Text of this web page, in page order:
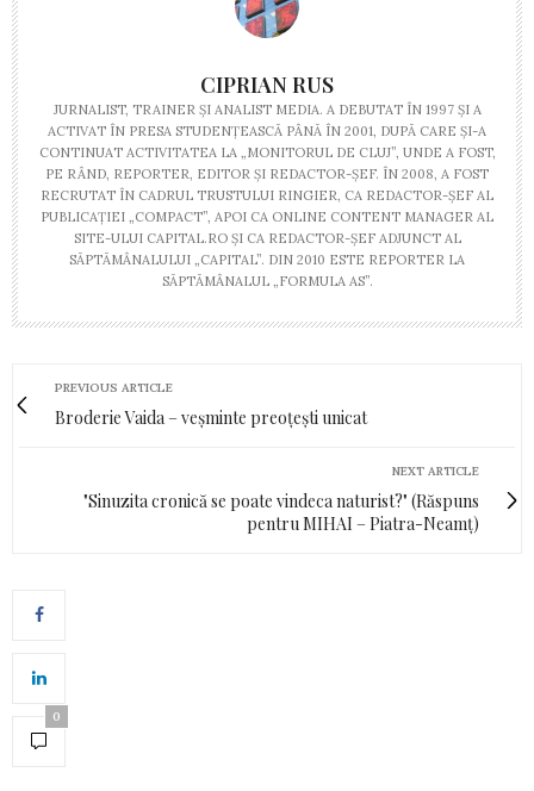
CIPRIAN RUS
JURNALIST, TRAINER ŞI ANALIST MEDIA. A DEBUTAT ÎN 1997 ŞI A
ACTIVAT ÎN PRESA STUDENŢEASCĂ PÂNĂ ÎN 2001, DUPĂ CARE ŞI-A
CONTINUAT ACTIVITATEA LA „MONITORUL DE CLUJ”, UNDE A FOST,
PE RÂND, REPORTER, EDITOR ŞI REDACTOR-ŞEF. ÎN 2008, A FOST
RECRUTAT ÎN CADRUL TRUSTULUI RINGIER, CA REDACTOR-ŞEF AL
PUBLICAŢIEI „COMPACT”, APOI CA ONLINE CONTENT MANAGER AL
SITE-ULUI CAPITAL.RO ŞI CA REDACTOR-ŞEF ADJUNCT AL
SĂPTĂMÂNALULUI „CAPITAL”. DIN 2010 ESTE REPORTER LA
SĂPTĂMÂNALUL „FORMULA AS”.
PREVIOUS ARTICLE
Broderie Vaida – veșminte preoțești unicat
NEXT ARTICLE
"Sinuzita cronică se poate vindeca naturist?" (Răspuns
pentru MIHAI – Piatra-Neamţ)
0